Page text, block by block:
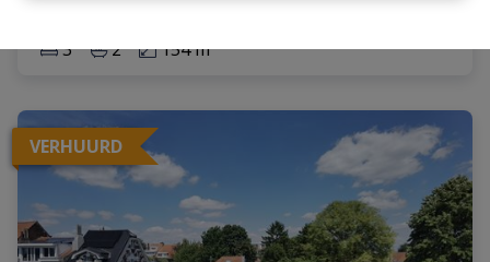
3 2 154 m²
VERHUURD